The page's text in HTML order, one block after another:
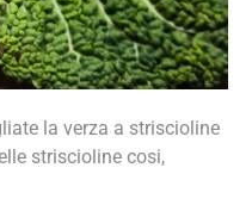
la verza a striscioline
striscioline cosi,